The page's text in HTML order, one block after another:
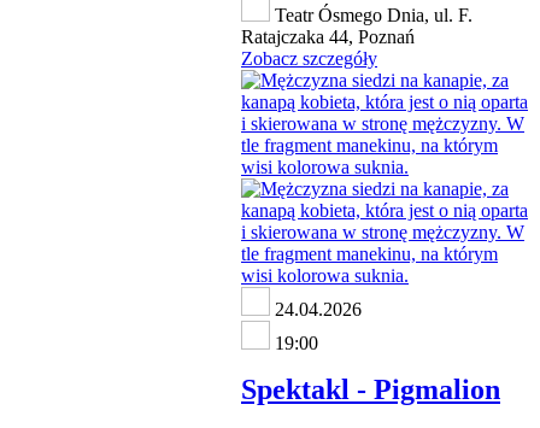
Teatr Ósmego Dnia, ul. F.
Ratajczaka 44, Poznań
Zobacz szczegóły
24.04.2026
19:00
Spektakl - Pigmalion